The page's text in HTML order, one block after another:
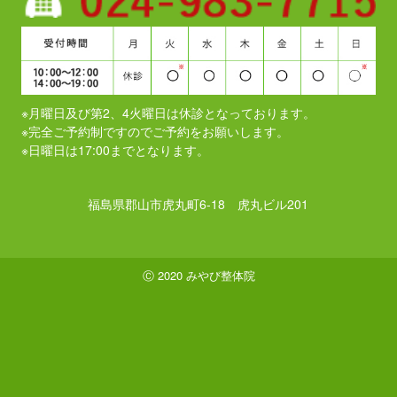
※月曜日及び第2、4火曜日は休診となっております。
​​​​​​​※完全ご予約制ですのでご予約をお願いします。
※日曜日は17:00までとなります。
福島県郡山市虎丸町6-18 虎丸ビル201
Ⓒ 2020 みやび整体院